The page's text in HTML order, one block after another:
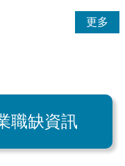
更多
職缺資訊